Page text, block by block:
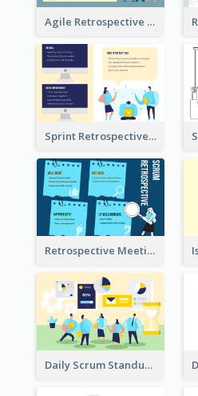
Agile Retrospective Template
Sprint Retrospective Illustration
Retrospective Meeting Ideas
Daily Scrum Standup Meeting Illustration